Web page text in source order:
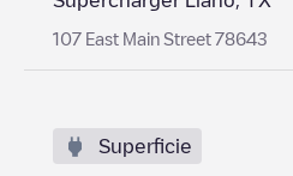
107 East Main Street 78643
Superficie